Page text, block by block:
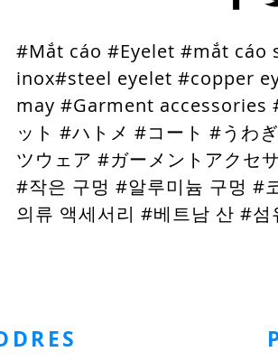
#Mắt cáo #Eyelet #mắt
inox#steel eyelet #copper
may #Garment accessories
ット #ハトメ #コート #うわ
ツウェア #ガーメントアクセ
#작은 구멍 #알루미늄 구멍 #
의류 액세서리 #베트남 산 #섬